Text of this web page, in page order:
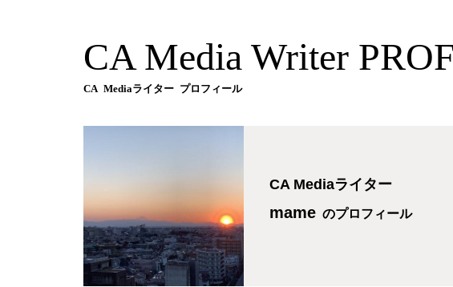
CA Media Writer
CA Mediaライター プロフィール
CA Mediaライター
mame のプロフィール